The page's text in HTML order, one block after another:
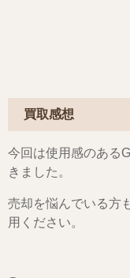
買取感想
今回は使用感のある
きました。
売却を悩んでいる方
用ください。